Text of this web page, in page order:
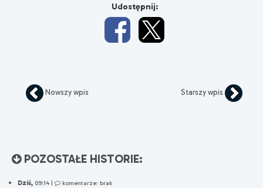
Udostępnij:
Nowszy wpis Starszy wpis
POZOSTAŁE HISTORIE:
Dziś, 09:14 komentarze: brak